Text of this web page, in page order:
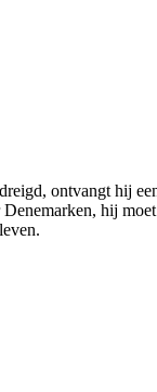
ontvangt hij
hij